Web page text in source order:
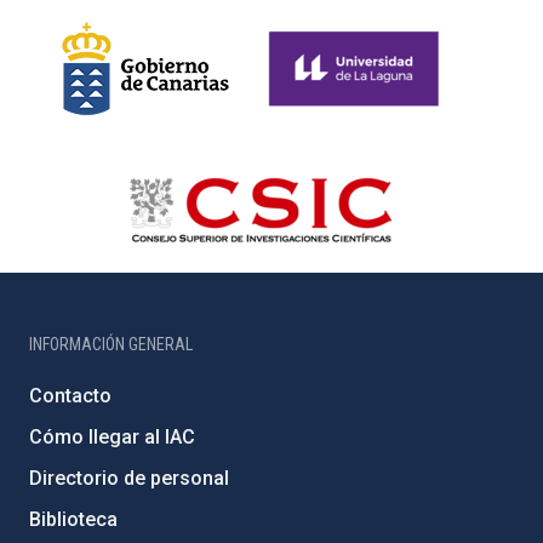
INFORMACIÓN GENERAL
Contacto
Cómo llegar al IAC
Directorio de personal
Biblioteca